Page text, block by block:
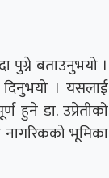
पुग्ने बताउनुभयो ।
। यसलाई
हुने डा. उप्रेतीको
भूमिका